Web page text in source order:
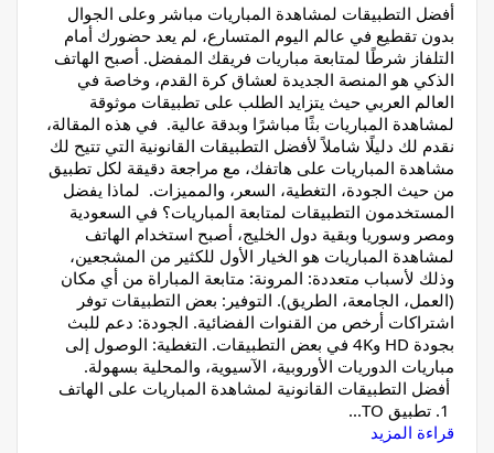
أفضل التطبيقات لمشاهدة المباريات مباشر وعلى الجوال
بدون تقطيع في عالم اليوم المتسارع، لم يعد حضورك أمام
التلفاز شرطًا لمتابعة مباريات فريقك المفضل. أصبح الهاتف
الذكي هو المنصة الجديدة لعشاق كرة القدم، وخاصة في
العالم العربي حيث يتزايد الطلب على تطبيقات موثوقة
لمشاهدة المباريات بثًا مباشرًا وبدقة عالية. في هذه المقالة،
نقدم لك دليلًا شاملاً لأفضل التطبيقات القانونية التي تتيح لك
مشاهدة المباريات على هاتفك، مع مراجعة دقيقة لكل تطبيق
من حيث الجودة، التغطية، السعر، والمميزات. لماذا يفضل
المستخدمون التطبيقات لمتابعة المباريات؟ في السعودية
ومصر وسوريا وبقية دول الخليج، أصبح استخدام الهاتف
لمشاهدة المباريات هو الخيار الأول للكثير من المشجعين،
وذلك لأسباب متعددة: المرونة: متابعة المباراة من أي مكان
(العمل، الجامعة، الطريق). التوفير: بعض التطبيقات توفر
اشتراكات أرخص من القنوات الفضائية. الجودة: دعم للبث
بجودة HD و4K في بعض التطبيقات. التغطية: الوصول إلى
مباريات الدوريات الأوروبية، الآسيوية، والمحلية بسهولة.
أفضل التطبيقات القانونية لمشاهدة المباريات على الهاتف
قراءة المزيد